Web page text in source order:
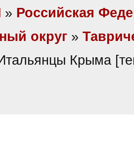
» Российская
округ »
Крыма